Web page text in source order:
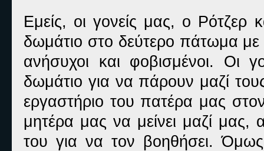
Εμείς, οι γονείς μας, ο Ρότζερ
δωμάτιο στο δεύτερο πάτωμα με
ανήσυχοι και φοβισμένοι.
δωμάτιο για να πάρουν μαζί
εργαστήριο του πατέρα μας
μητέρα μας να μείνει μαζί
του για να τον βοηθήσει.